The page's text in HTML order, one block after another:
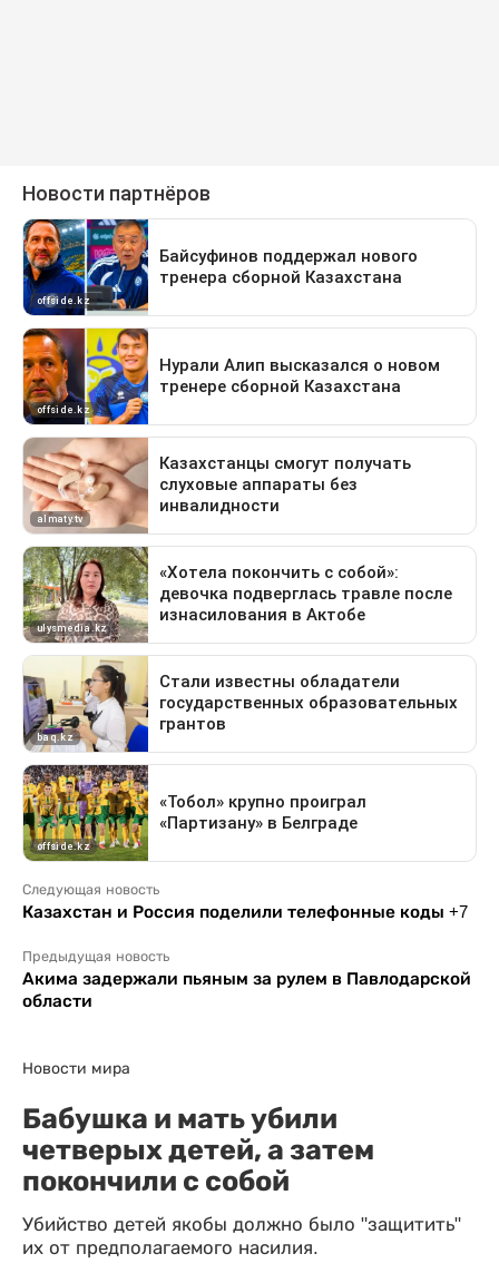
Следующая новость
Казахстан и Россия поделили телефонные коды +7
Предыдущая новость
Акима задержали пьяным за рулем в Павлодарской
области
Новости мира
Бабушка и мать убили
четверых детей, а затем
покончили с собой
Убийство детей якобы должно было "защитить"
их от предполагаемого насилия.